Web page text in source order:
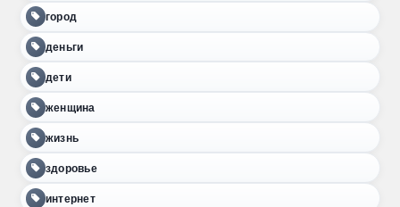
город
деньги
дети
женщина
жизнь
здоровье
интернет